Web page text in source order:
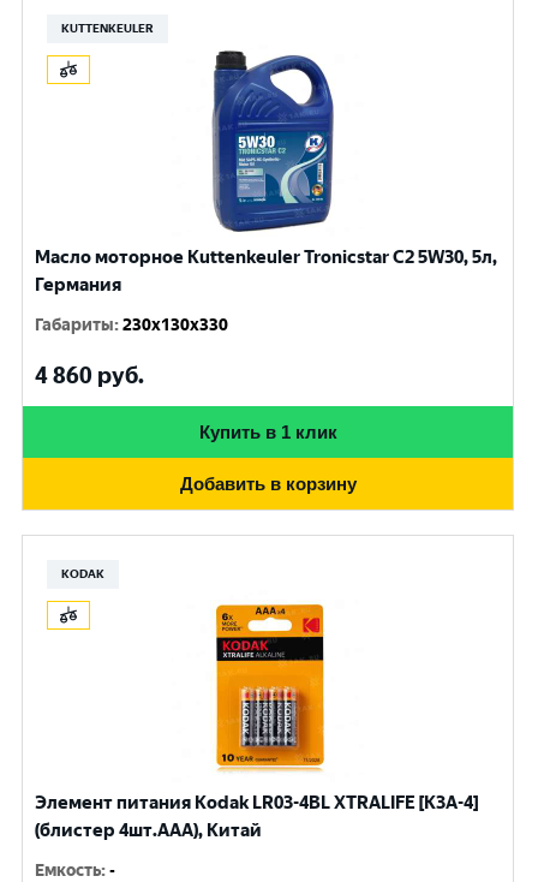
KUTTENKEULER
Масло моторное Kuttenkeuler Tronicstar C2 5W30, 5л,
Германия
Габариты:230x130x330
4 860 руб.
Купить в 1 клик
Добавить в корзину
KODAK
Элемент питания Kodak LR03-4BL XTRALIFE [K3A-4]
(блистер 4шт.AАА), Китай
Емкость:-